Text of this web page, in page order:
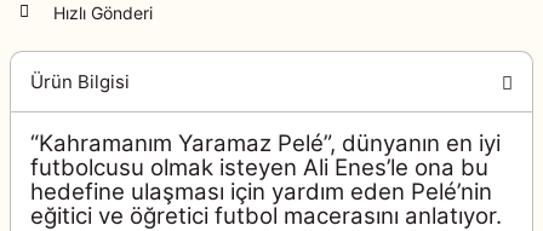
Hızlı Gönderi
Ürün Bilgisi
“Kahramanım Yaramaz Pelé”, dünyanın en iyi
futbolcusu olmak isteyen Ali Enes’le ona bu
hedefine ulaşması için yardım eden Pelé’nin
eğitici ve öğretici futbol macerasını anlatıyor.